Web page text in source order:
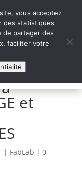
2.0
et
| FabLab | 0
vous acceptez
des statistiques
de partager des
faciliter votre